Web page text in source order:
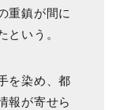
重鎮が間に
という。
を染め、都
報が寄せら